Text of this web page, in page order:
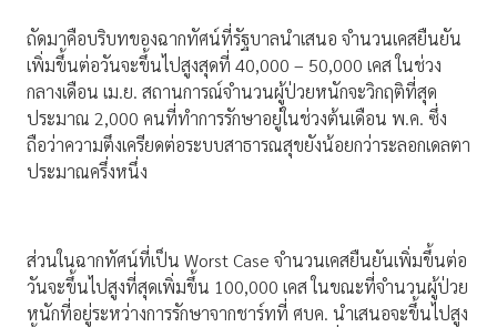
ถัดมาคือบริบทของฉากทัศน์ที่รัฐบาลนำเสนอ จำนวนเคสยืนยัน
เพิ่มขึ้นต่อวันจะขึ้นไปสูงสุดที่ 40,000 – 50,000 เคส ในช่วง
กลางเดือน เม.ย. สถานการณ์จำนวนผู้ป่วยหนักจะวิกฤติที่สุด
ประมาณ 2,000 คนที่ทำการรักษาอยู่ในช่วงต้นเดือน พ.ค. ซึ่ง
ถือว่าความตึงเครียดต่อระบบสาธารณสุขยังน้อยกว่าระลอกเดลตา
ประมาณครึ่งหนึ่ง
ส่วนในฉากทัศน์ที่เป็น Worst Case จำนวนเคสยืนยันเพิ่มขึ้นต่อ
วันจะขึ้นไปสูงที่สุดเพิ่มขึ้น 100,000 เคส ในขณะที่จำนวนผู้ป่วย
หนักที่อยู่ระหว่างการรักษาจากชาร์ทที่ ศบค. นำเสนอจะขึ้นไปสูง